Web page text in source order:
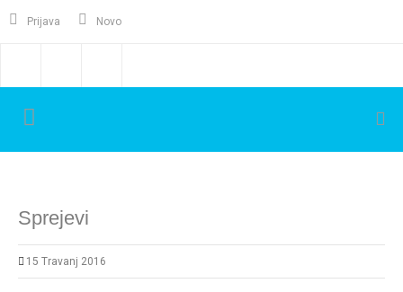
Prijava Novo
Sprejevi
15 Travanj 2016